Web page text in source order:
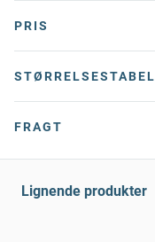
PRIS
STØRRELSESTABEL
FRAGT
Lignende produkter